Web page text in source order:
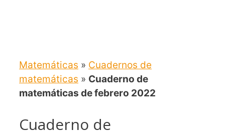
Matemáticas » Cuadernos de
matemáticas » Cuaderno de
matemáticas de febrero 2022
Cuaderno de